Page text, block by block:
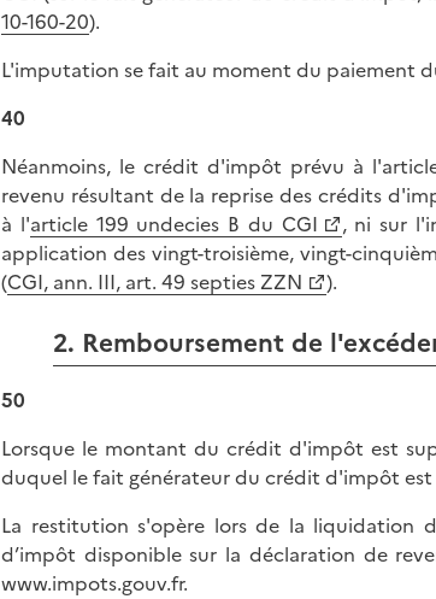
10-160-20).
L'imputation se fait au moment du paiement
40
Néanmoins, le crédit d'impôt prévu à
revenu résultant de la reprise des crédits
à l'article 199 undecies B du CGI
, ni sur
application des vingt-troisième, vingt-
(CGI, ann. III, art. 49 septies ZZN ).
2. Remboursement de
50
Lorsque le montant du crédit d'impôt est
duquel le fait générateur du crédit d'impôt
La restitution s'opère lors de la liquidation
d’impôt disponible sur la déclaration de
www.impots.gouv.fr.